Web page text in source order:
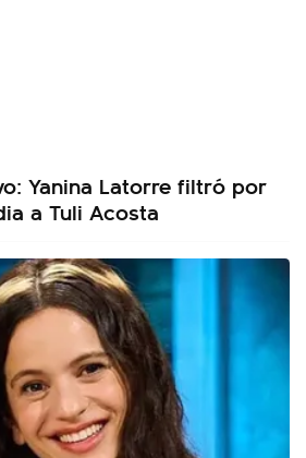
Yanina Latorre filtró por
a Tuli Acosta